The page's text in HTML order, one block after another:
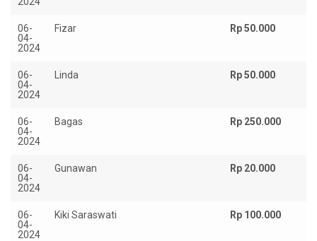
06-
04-
2024
Fizar Rp 50.000
06-
04-
2024
Linda Rp 50.000
06-
04-
2024
Bagas Rp 250.000
06-
04-
2024
Gunawan Rp 20.000
06-
04-
2024
Kiki Saraswati Rp 100.000